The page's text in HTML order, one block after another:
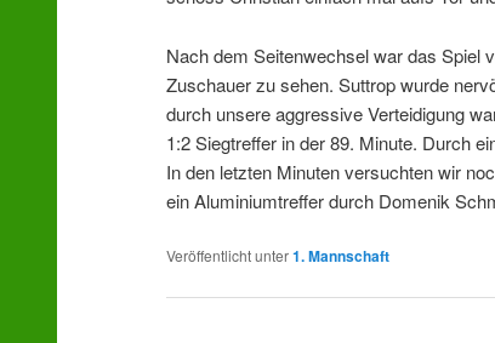
Nach dem Seitenwechsel war das Spiel
Zuschauer zu sehen. Suttrop wurde
durch unsere aggressive Verteidigung
1:2 Siegtreffer in der 89. Minute. Durch
In den letzten Minuten versuchten wir
ein Aluminiumtreffer durch Domenik
Veröffentlicht unter1. Mannschaft